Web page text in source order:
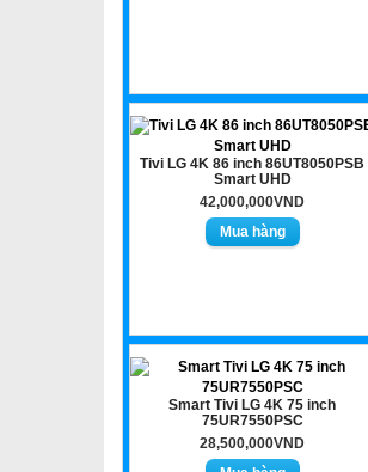
Tivi LG 4K 86 inch 86UT8050PSB
Smart UHD
42,000,000VND
Smart Tivi LG 4K 75 inch
75UR7550PSC
28,500,000VND